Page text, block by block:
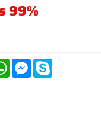
99%
WhatsAppMessenger